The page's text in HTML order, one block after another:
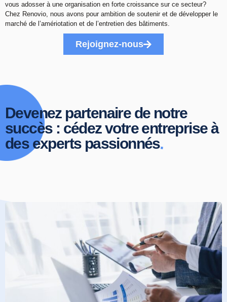
vous adosser à une organisation en forte croissance sur ce secteur?
Chez Renovio, nous avons pour ambition de soutenir et de développer le
marché de l’amériotation et de l’entretien des bâtiments.
Rejoignez-nous
Devenez partenaire de notre
succès : cédez votre entreprise à
des experts passionnés.